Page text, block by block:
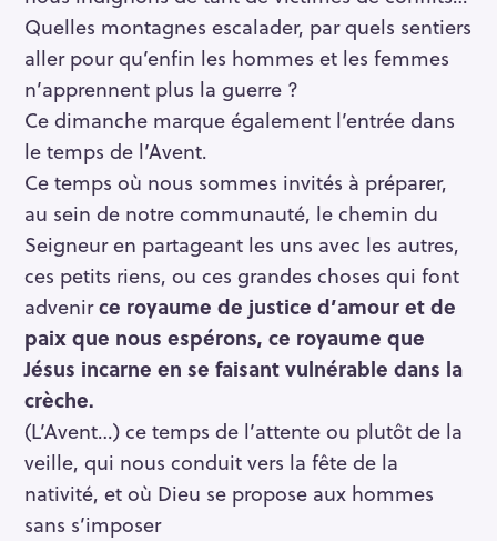
Quelles montagnes escalader, par quels sentiers
aller pour qu’enfin les hommes et les femmes
n’apprennent plus la guerre ?
Ce dimanche marque également l’entrée dans
le temps de l’Avent.
Ce temps où nous sommes invités à préparer,
au sein de notre communauté, le chemin du
Seigneur en partageant les uns avec les autres,
ces petits riens, ou ces grandes choses qui font
advenirce royaume de justice d’amour et de
paix que nous espérons, ce royaume que
Jésus incarne en se faisant vulnérable dans la
crèche.
(L’Avent…) ce temps de l’attente ou plutôt de la
veille, qui nous conduit vers la fête de la
nativité, et où Dieu se propose aux hommes
sans s’imposer